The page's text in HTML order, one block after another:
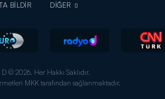
BİLDİR
DİĞER
© 2026. Her Hakkı Saklıdır.
MKK tarafından sağlanmaktadır.